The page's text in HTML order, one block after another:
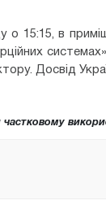
о 15:15, в
Досвід